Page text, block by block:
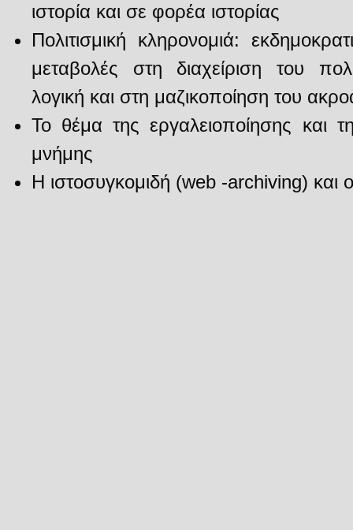
ιστορία και σε φορέα ιστορίας
Πολιτισμική κληρονομιά:
μεταβολές στη διαχείριση του
λογική και στη μαζικοποίηση του
Το θέμα της εργαλειοποίησης και
μνήμης
Η ιστοσυγκομιδή (web -archiving) και